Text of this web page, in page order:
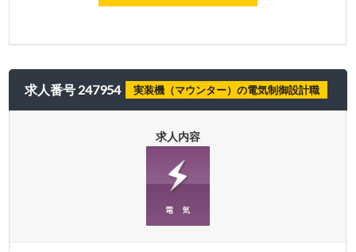
求人番号 247954 実装機（マウンター）の電気制御設計職
求人内容